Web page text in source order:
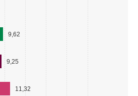
9,62
9,25
11,32